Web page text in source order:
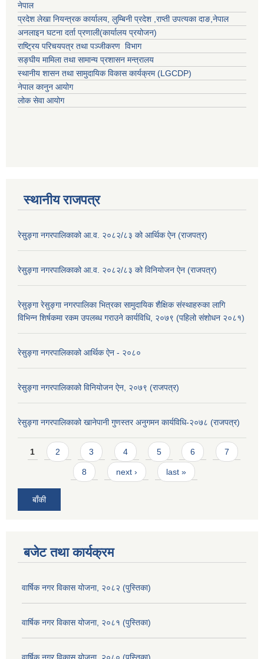
नेपाल
प्रदेश लेखा नियन्त्रक कार्यालय, लुम्बिनी प्रदेश ,राप्ती उपत्यका दाङ,नेपाल
अनलाइन घटना दर्ता प्रणाली(कार्यालय प्रयोजन)
राष्ट्रिय परिचयपत्र तथा पञ्जीकरण विभाग
सङ्घीय मामिला तथा सामान्य प्रशासन मन्त्रालय
स्थानीय शासन तथा सामुदायिक विकास कार्यक्रम (LGCDP)
नेपाल कानुन आयोग
लोक सेवा आयोग
स्थानीय राजपत्र
रेसु्ङ्गा नगरपालिकाको आ.व. २०८२/८३ को आर्थिक ऐन (राजपत्र)
रेसु्ङ्गा नगरपालिकाको आ.व. २०८२/८३ को विनियोजन ऐन (राजपत्र)
रेसुङ्गा रेसुङ्गा नगरपालिका भित्रका सामुदायिक शैक्षिक संस्थाहरुका लागि
विभिन्न शिर्षकमा रकम उपलब्ध गराउने कार्यविधि, २०७९ (पहिलो संशोधन २०८१)
रेसुङ्गा नगरपालिकाको आर्थिक ऐन - २०८०
रेसुङ्गा नगरपालिकाको विनियोजन ऐन, २०७९ (राजपत्र)
रेसुङ्गा नगरपालिकाको खानेपानी गुणस्तर अनुगमन कार्यविधि-२०७८ (राजपत्र)
Pages
1 2 3 4 5 6 7
8 next › last »
बाँकी
बजेट तथा कार्यक्रम
वार्षिक नगर विकास योजना, २०८२ (पुस्तिका)
वार्षिक नगर विकास योजना, २०८१ (पुस्तिका)